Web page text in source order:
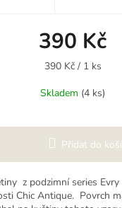
390 Kč
Měrná
390 Kč / 1 ks
Skladem (4 ks)
Přidat do
z podzimní series
Chic Antique. Povrch